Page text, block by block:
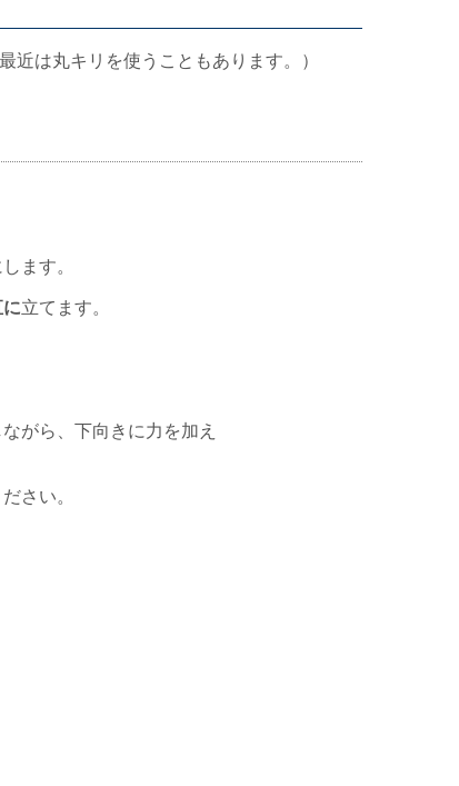
近は丸キリを使うこともあります。）
ます。
立てます。
がら、下向きに力を加え
さい。